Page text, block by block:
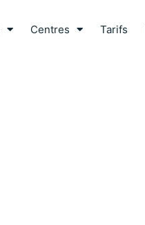
Centres Tarifs